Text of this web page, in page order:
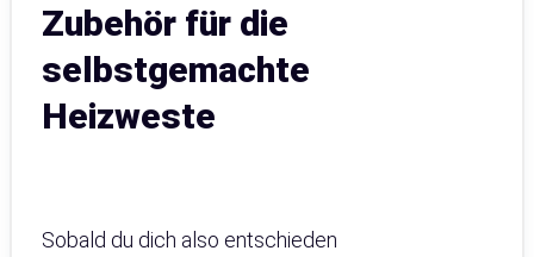
Zubehör für die
selbstgemachte
Heizweste
Sobald du dich also entschieden